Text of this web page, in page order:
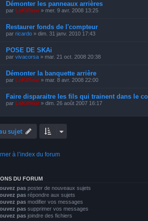
Démonter les panneaux arrières
par LeKiffeur » mer. 9 avr. 2008 13:25
Restaurer fonds de l'compteur
par ricardo » dim. 31 janv. 2010 17:43
POSE DE SKAi
par vivacorsa » mar. 21 oct. 2008 20:38
Démonter la banquette arrière
par LeKiffeur » mar. 8 avr. 2008 22:00
Faire disparaitre les fils qui trainent dans le
par LeKiffeur » dim. 26 août 2007 16:17
sujet
à l’index du forum
DU FORUM
pas poster de nouveaux sujets
pas répondre aux sujets
pas modifier vos messages
pas supprimer vos messages
pas joindre des fichiers